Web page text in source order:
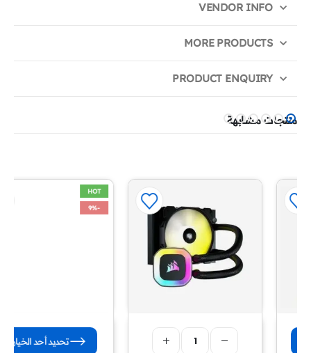
VENDOR INFO
MORE PRODUCTS
PRODUCT ENQUIRY
منتجات مشابهة
تحديد أحد الخيارات